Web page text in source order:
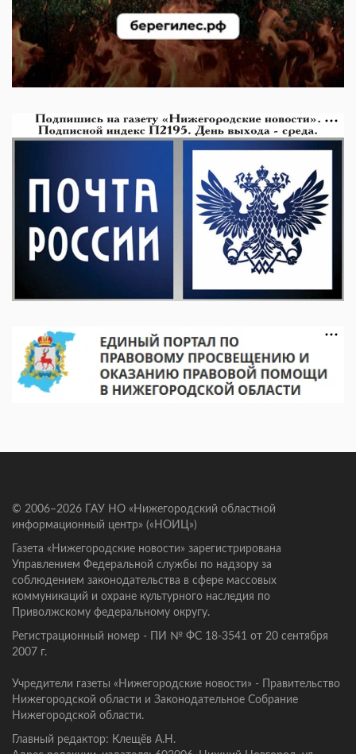
© 2006–2026 ГАУ НО «Нижегородский областной
информационный центр» («НОИЦ»)
Газета «Нижегородские новости» зарегистрирована
Управлением Федеральной службы по надзору за
соблюдением законодательства в сфере массовых
коммуникаций и охране культурного наследия по
Приволжскому федеральному округу.
Регистрационный номер - ПИ № ФС 18-3541 от 20 сентября
2007 г.
Учредители газеты «Нижегородские новости» - Правительство
Нижегородской области и Законодательное Собрание
Нижегородской области.
Главный редактор: Клещёв А.Н.